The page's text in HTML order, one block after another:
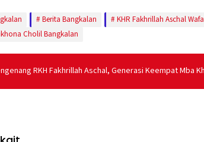
Berita Bangkalan
KHR Fakhrillah Aschal
Cholil Bangkalan
RKH Fakhrillah Aschal, Generasi Keempat Mba